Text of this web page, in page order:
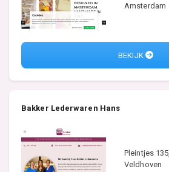
Amsterdam
BEKIJK
Bakker Lederwaren Hans
Pleintjes 135,
Veldhoven